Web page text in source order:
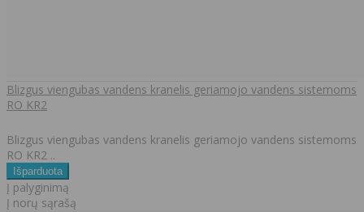
Blizgus viengubas vandens kranelis geriamojo vandens sistemoms
RO KR2
Blizgus viengubas vandens kranelis geriamojo vandens sistemoms
RO KR2 ..
Į palyginimą
Į norų sąrašą